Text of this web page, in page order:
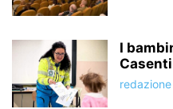
I
redazione